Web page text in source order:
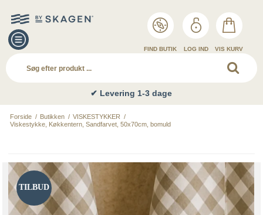
FIND BUTIK LOG IND VIS KURV
✔ Levering 1-3 dage
Forside / Butikken / VISKESTYKKER /
Viskestykke, Køkkentern, Sandfarvet, 50x70cm, bomuld
TILBUD